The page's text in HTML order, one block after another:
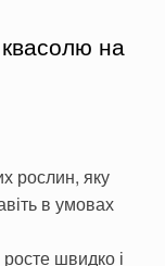
на
рослин, яку
в умовах
швидко і